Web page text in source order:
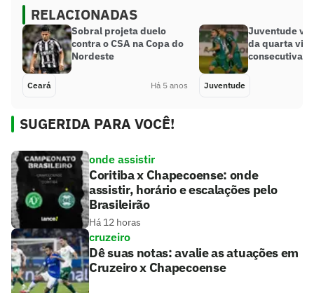
RELACIONADAS
Sobral projeta duelo
contra o CSA na Copa do
Nordeste
Ceará Há 5 anos
Juventude
da quarta
consecutiva
Juventude
SUGERIDA PARA VOCÊ!
onde assistir
Coritiba x Chapecoense: onde
assistir, horário e escalações pelo
Brasileirão
Há 12 horas
cruzeiro
Dê suas notas: avalie as atuações em
Cruzeiro x Chapecoense